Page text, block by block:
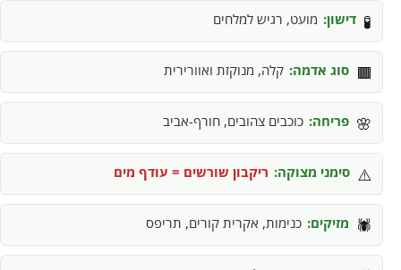
🧪 דישון: מועט, רגיש למלחים
🟫 סוג אדמה: קלה, מנוקזת ואוורירית
🌸 פריחה: כוכבים צהובים, חורף-אביב
⚠️ סימני מצוקה: ריקבון שורשים = עודף מים
🕷️ מזיקים: כנימות, אקרית קורים, תריפס